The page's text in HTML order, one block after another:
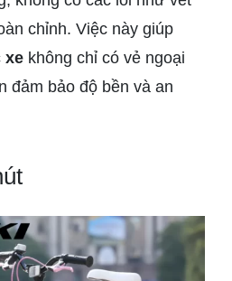
chỉnh. Việc này giúp
xe không chỉ có vẻ ngoại
đảm bảo độ bền và an